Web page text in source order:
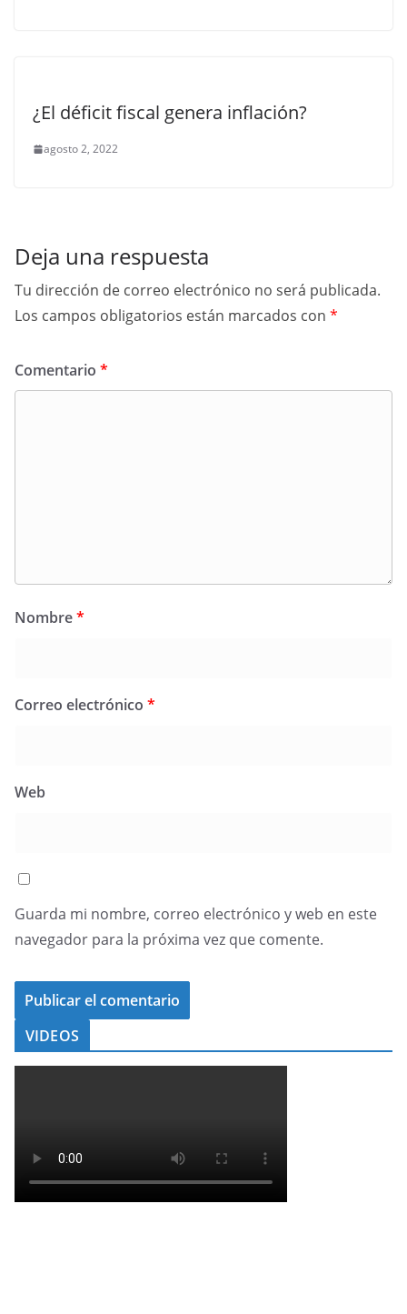
¿El déficit fiscal genera inflación?
agosto 2, 2022
Deja una respuesta
Tu dirección de correo electrónico no será publicada.
Los campos obligatorios están marcados con *
Comentario *
Nombre*
Correo electrónico *
Web
Guarda mi nombre, correo electrónico y web en este
navegador para la próxima vez que comente.
VIDEOS